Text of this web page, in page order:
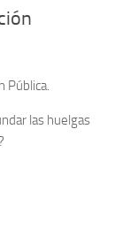
Pública.
las huelgas